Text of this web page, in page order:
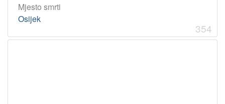
Mjesto smrti
Osijek
354